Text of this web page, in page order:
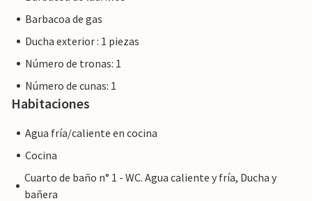
Barbacoa de gas
Ducha exterior : 1 piezas
Número de tronas: 1
Número de cunas: 1
Habitaciones
Agua fría/caliente en cocina
Cocina
Cuarto de baño n° 1 - WC. Agua caliente y fría, Ducha y
bañera